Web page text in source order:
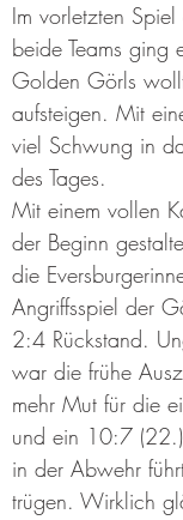
Im vorletzten
beide Teams ging
Golden Görls
aufsteigen. Mit
viel Schwung in
des Tages.
Mit einem vollen
der Beginn
die
Angriffsspiel der
2:4 Rückstand.
war die frühe
mehr Mut für die
und ein 10:7 (22.)
in der Abwehr
trügen. Wirklich